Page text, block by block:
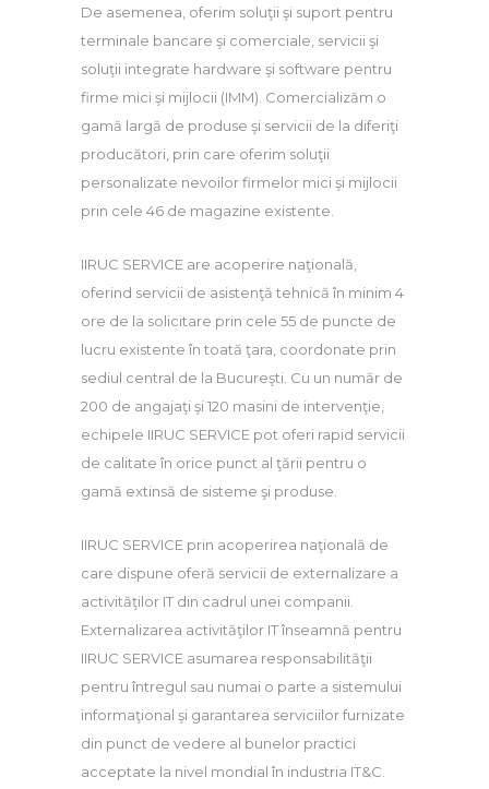
De asemenea, oferim soluţii şi suport pentru
terminale bancare şi comerciale, servicii şi
soluţii integrate hardware şi software pentru
firme mici şi mijlocii (IMM). Comercializăm o
gamă largă de produse şi servicii de la diferiţi
producători, prin care oferim soluţii
personalizate nevoilor firmelor mici şi mijlocii
prin cele 46 de magazine existente.
IIRUC SERVICE are acoperire naţională,
oferind servicii de asistenţă tehnică în minim 4
ore de la solicitare prin cele 55 de puncte de
lucru existente în toată ţara, coordonate prin
sediul central de la Bucureşti. Cu un număr de
200 de angajaţi şi 120 masini de intervenţie,
echipele IIRUC SERVICE pot oferi rapid servicii
de calitate în orice punct al ţării pentru o
gamă extinsă de sisteme şi produse.
IIRUC SERVICE prin acoperirea naţională de
care dispune oferă servicii de externalizare a
activităţilor IT din cadrul unei companii.
Externalizarea activităţilor IT înseamnă pentru
IIRUC SERVICE asumarea responsabilităţii
pentru întregul sau numai o parte a sistemului
informaţional şi garantarea serviciilor furnizate
din punct de vedere al bunelor practici
acceptate la nivel mondial în industria IT&C.